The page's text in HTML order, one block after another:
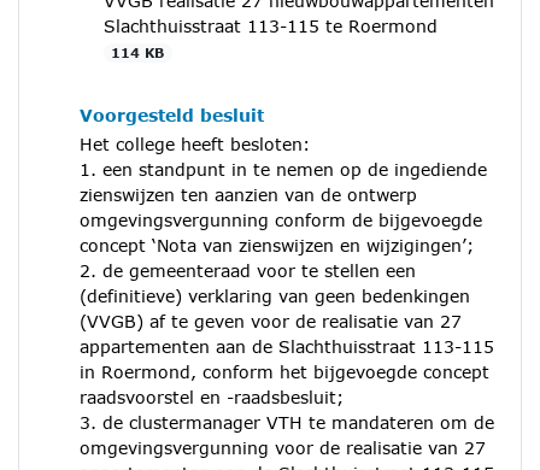
Slachthuisstraat 113-115 te Roermond
114 KB
Voorgesteld besluit
Het college heeft besloten:
1. een standpunt in te nemen op de ingediende
zienswijzen ten aanzien van de ontwerp
omgevingsvergunning conform de bijgevoegde
concept ‘Nota van zienswijzen en wijzigingen’;
2. de gemeenteraad voor te stellen een
(definitieve) verklaring van geen bedenkingen
(VVGB) af te geven voor de realisatie van 27
appartementen aan de Slachthuisstraat 113-115
in Roermond, conform het bijgevoegde concept
raadsvoorstel en -raadsbesluit;
3. de clustermanager VTH te mandateren om de
omgevingsvergunning voor de realisatie van 27